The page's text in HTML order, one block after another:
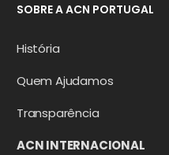
SOBRE A ACN PORTUGAL
História
Quem Ajudamos
Transparência
ACN INTERNACIONAL